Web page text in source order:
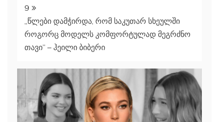
9
,,წლები დამჭირდა, რომ საკუთარ სხეულში
როგორც მოდელს კომფორტულად მეგრძნო
თავი” – ჰეილი ბიბერი